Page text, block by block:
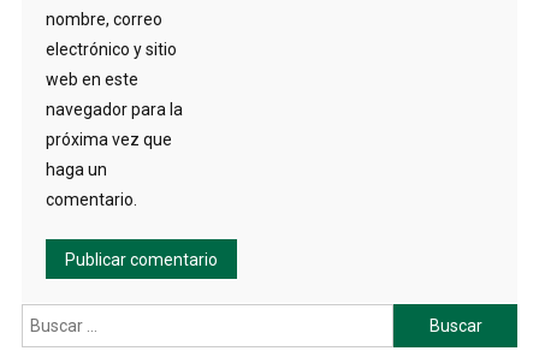
nombre, correo
electrónico y sitio
web en este
navegador para la
próxima vez que
haga un
comentario.
Buscar: